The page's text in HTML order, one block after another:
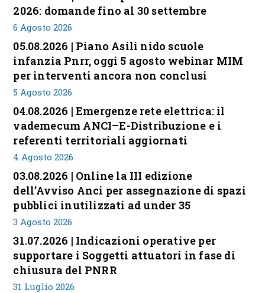
2026: domande fino al 30 settembre
6 Agosto 2026
05.08.2026 | Piano Asili nido scuole
infanzia Pnrr, oggi 5 agosto webinar MIM
per interventi ancora non conclusi
5 Agosto 2026
04.08.2026 | Emergenze rete elettrica: il
vademecum ANCI–E-Distribuzione e i
referenti territoriali aggiornati
4 Agosto 2026
03.08.2026 | Online la III edizione
dell’Avviso Anci per assegnazione di spazi
pubblici inutilizzati ad under 35
3 Agosto 2026
31.07.2026 | Indicazioni operative per
supportare i Soggetti attuatori in fase di
chiusura del PNRR
31 Luglio 2026